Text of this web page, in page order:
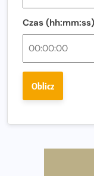
Regeneracja w
Ostatnie wolne
Fabrykanta.
wybiera
Praska 5k Run
Największy Bieg
Ponad 12 tysięcy
Czas
Oblicz